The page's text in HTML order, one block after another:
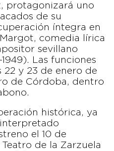
protagonizará uno
de su
íntegra en
comedia lírica
sevillano
Las funciones
22 y 23 de enero de
de Córdoba, dentro
histórica, ya
el 10 de
de la Zarzuela